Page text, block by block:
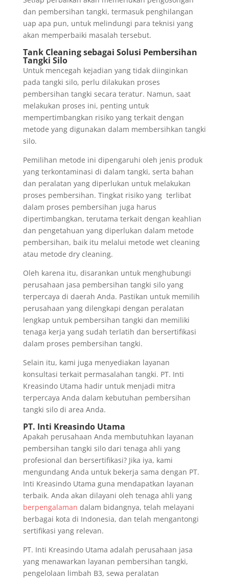
dan pembersihan tangki, termasuk penghilangan
uap apa pun, untuk melindungi para teknisi yang
akan memperbaiki masalah tersebut.
Tank Cleaning sebagai Solusi Pembersihan
Tangki Silo
Untuk mencegah kejadian yang tidak diinginkan
pada tangki silo, perlu dilakukan proses
pembersihan tangki secara teratur. Namun, saat
melakukan proses ini, penting untuk
mempertimbangkan risiko yang terkait dengan
metode yang digunakan dalam membersihkan tangki
silo.
Pemilihan metode ini dipengaruhi oleh jenis produk
yang terkontaminasi di dalam tangki, serta bahan
dan peralatan yang diperlukan untuk melakukan
proses pembersihan. Tingkat risiko yang terlibat
dalam proses pembersihan juga harus
dipertimbangkan, terutama terkait dengan keahlian
dan pengetahuan yang diperlukan dalam metode
pembersihan, baik itu melalui metode wet cleaning
atau metode dry cleaning.
Oleh karena itu, disarankan untuk menghubungi
perusahaan jasa pembersihan tangki silo yang
terpercaya di daerah Anda. Pastikan untuk memilih
perusahaan yang dilengkapi dengan peralatan
lengkap untuk pembersihan tangki dan memiliki
tenaga kerja yang sudah terlatih dan bersertifikasi
dalam proses pembersihan tangki.
Selain itu, kami juga menyediakan layanan
konsultasi terkait permasalahan tangki. PT. Inti
Kreasindo Utama hadir untuk menjadi mitra
terpercaya Anda dalam kebutuhan pembersihan
tangki silo di area Anda.
PT. Inti Kreasindo Utama
Apakah perusahaan Anda membutuhkan layanan
pembersihan tangki silo dari tenaga ahli yang
profesional dan bersertifikasi? Jika iya, kami
mengundang Anda untuk bekerja sama dengan PT.
Inti Kreasindo Utama guna mendapatkan layanan
terbaik. Anda akan dilayani oleh tenaga ahli yang
berpengalaman dalam bidangnya, telah melayani
berbagai kota di Indonesia, dan telah mengantongi
sertifikasi yang relevan.
PT. Inti Kreasindo Utama adalah perusahaan jasa
yang menawarkan layanan pembersihan tangki,
pengelolaan limbah B3, sewa peralatan